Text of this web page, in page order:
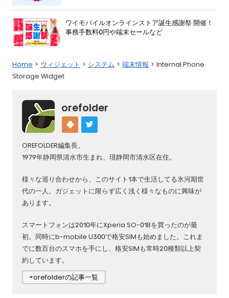
ワイモバイルオンラインストア誕生感謝祭 開催！
事務手数料0円や端末セールなど
Home ウィジェット システム 端末情報
Internal Phone
Storage Widget
orefolder
OREFOLDER編集長。
1979年静岡県清水市生まれ、現静岡市清水区在住。
様々な巡り合わせから、このサイト1本で生活してる氷河期世
代の一人。ガジェットに限らず広く浅く様々なものに興味が
あります。
スマートフォンは2010年にXperia SO-01Bを買ったのが最
初。同時にb-mobile U300で格安SIMも始めました。これま
でに数百台のスマホを手にし、格安SIMも常時20種類以上契
約しています。
⇨orefolderの記事一覧